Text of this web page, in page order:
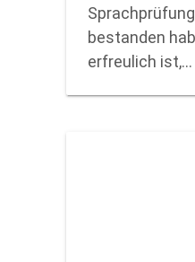
bestanden
erfreulich ist,…